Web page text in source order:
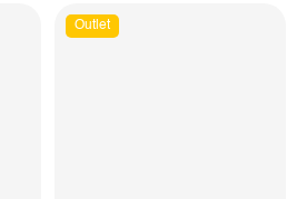
Outlet